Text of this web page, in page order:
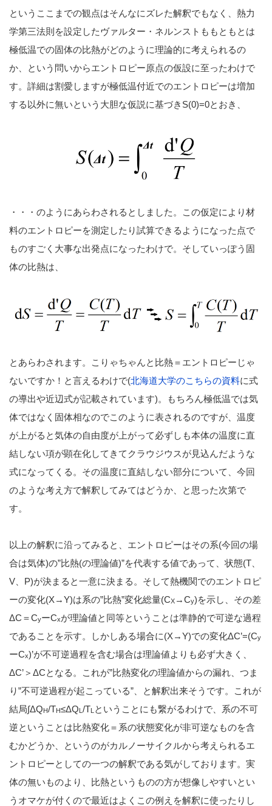
というここまでの観点はそんなにズレた解釈でもなく、熱力
学第三法則を設定したヴァルター・ネルンストももともとは
極低温での固体の比熱がどのように理論的に考えられるの
か、という問いからエントロピー原点の仮設に至ったわけで
す。詳細は割愛しますが極低温付近でのエントロピーは増加
する以外に無いという大胆な仮説に基づきS(0)=0とおき、
・・・のようにあらわされるとしました。この仮定により材
料のエントロピーを測定したり試算できるようになった点で
ものすごく大事な出発点になったわけで。そしていっぽう固
体の比熱は、
とあらわされます。こりゃちゃんと比熱＝エントロピーじゃ
ないですか！と言えるわけで(北海道大学のこちらの資料に式
の導出や近辺式が記載されています)。もちろん極低温では気
体ではなく固体相なのでこのように表されるのですが、温度
が上がると気体の自由度が上がって必ずしも本体の温度に直
結しない項が顕在化してきてクラウジウスが見込んだような
式になってくる。その温度に直結しない部分について、今回
のような考え方で解釈してみてはどうか、と思った次第で
す。
以上の解釈に沿ってみると、エントロピーはその系(今回の場
合は気体)の”比熱(の理論値)”を代表する値であって、状態(T、
V、P)が決まると一意に決まる。そして熱機関でのエントロピ
ーの変化(X→Y)は系の”比熱”変化総量(CX →Cy)を示し、その差
ΔC＝CyーCxが理論値と同等ということは準静的で可逆な過程
であることを示す。しかしある場合に(X→Y)での変化ΔC’=(Cy
ーCx)’が不可逆過程を含む場合は理論値よりも必ず大きく、
ΔC’＞ΔCとなる。これが”比熱変化の理論値からの漏れ、つま
り”不可逆過程が起こっている”、と解釈出来そうです。これが
結局∫ΔQH/TH≤ΔQL /TL ということにも繋がるわけで、系の不可
逆ということは比熱変化＝系の状態変化が非可逆なものを含
むかどうか、というのがカルノーサイクルから考えられるエ
ントロピーとしての一つの解釈である気がしております。実
体の無いものより、比熱というものの方が想像しやすいとい
うオマケが付くので最近はよくこの例えを解釈に使ったりし